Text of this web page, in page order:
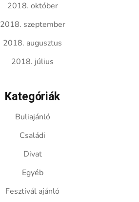
2018. október
2018. szeptember
2018. augusztus
2018. július
Kategóriák
Buliajánló
Családi
Divat
Egyéb
Fesztivál ajánló